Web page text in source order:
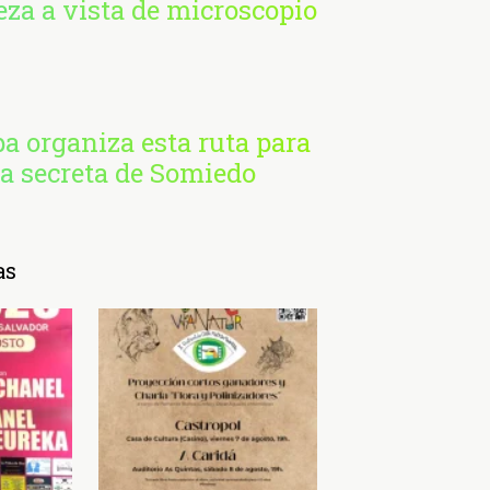
a vista de microscopio
organiza esta ruta para
secreta de Somiedo